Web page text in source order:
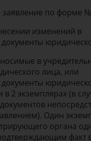
заявление по форме
изменений в
в
лица, или
2 экземплярах (в
Один
органа
факт